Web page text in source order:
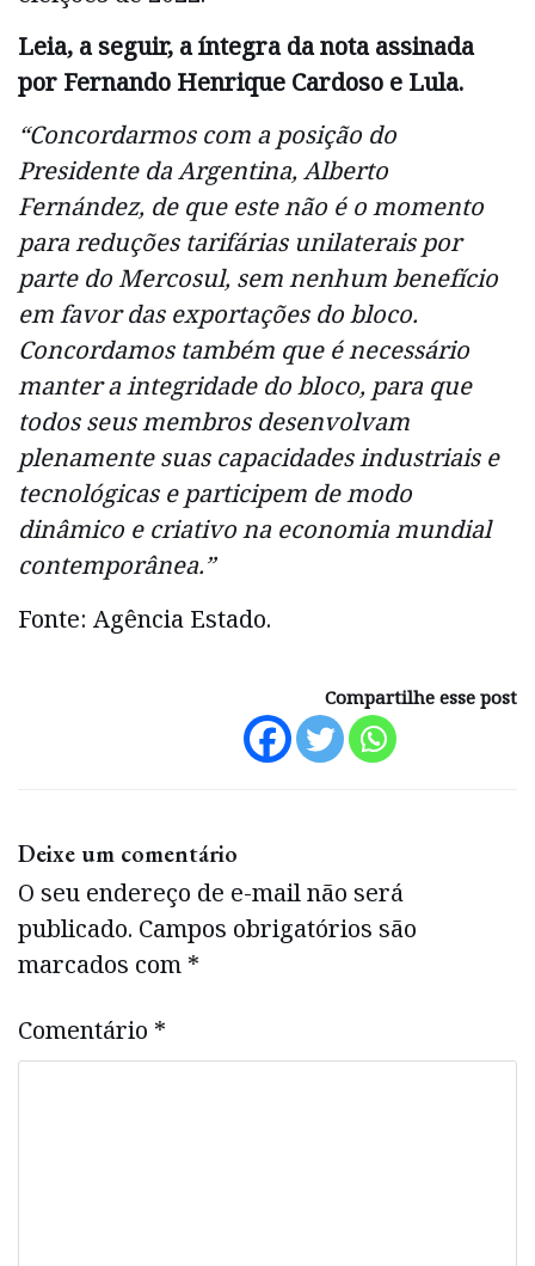
Leia, a seguir, a íntegra da nota assinada
por Fernando Henrique Cardoso e Lula.
“Concordarmos com a posição do
Presidente da Argentina, Alberto
Fernández, de que este não é o momento
para reduções tarifárias unilaterais por
parte do Mercosul, sem nenhum benefício
em favor das exportações do bloco.
Concordamos também que é necessário
manter a integridade do bloco, para que
todos seus membros desenvolvam
plenamente suas capacidades industriais e
tecnológicas e participem de modo
dinâmico e criativo na economia mundial
contemporânea.”
Fonte: Agência Estado.
Compartilhe esse post
Deixe um comentário
O seu endereço de e-mail não será
publicado. Campos obrigatórios são
marcados com *
Comentário *